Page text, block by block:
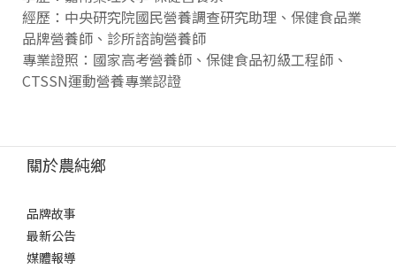
經歷：中央研究院國民營養調查研究助理、保健食品業
品牌營養師、診所諮詢營養師
專業證照：國家高考營養師、保健食品初級工程師、
CTSSN運動營養專業認證
關於農純鄉
品牌故事
最新公告
媒體報導